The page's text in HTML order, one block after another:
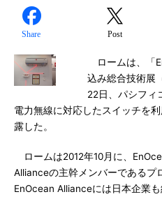
Share Post
ロームは、「
込み総合技術展
22日、パシフィ
電力無線に対応したスイッチを
露した。
ロームは2012年10月に、
Allianceの主幹メンバーであるプ
EnOcean Allianceには日本企業